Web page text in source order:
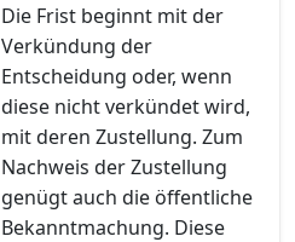
Die Frist beginnt mit der
Verkündung der
Entscheidung oder, wenn
diese nicht verkündet wird,
mit deren Zustellung. Zum
Nachweis der Zustellung
genügt auch die öffentliche
Bekanntmachung. Diese